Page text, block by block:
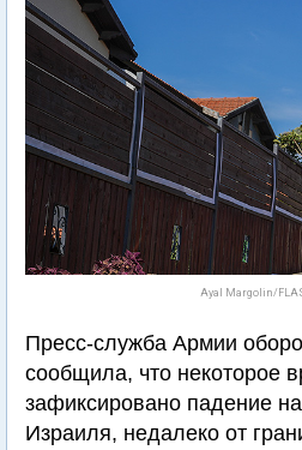
Ayal Margolin/
Пресс-служба Армии
сообщила, что некоторое
зафиксировано падение
Израиля, недалеко от